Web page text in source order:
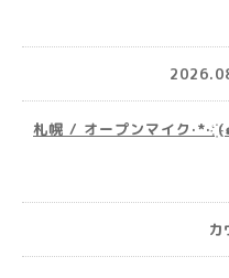
札幌 / オープンマイク·*· ҉(
カ